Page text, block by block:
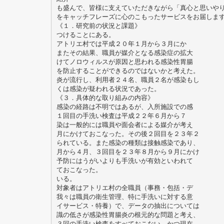
も盛んで、皆様に支えていただきながら「真心と思いや
をキャッチフレーズに心のこもったサービスをお届します
《１．研究前の状況と課題》
つけることにある。
アトリエ村では平成２０年１月から３月にか
またその結果、職員が媒介となる感染症の拡大
けてノロウィルスが原因と思われる感染性胃腸
を防止することができるのではないかと考えた。
炎が流行し、利用者２４名、職員２名が感染もし
くは感染が疑われる状況であった。
《３．具体的な取り組みの内容》
感染の経路は不明ではあるが、入所施設での感
１回目の手洗い検査は平成２２年６月から７
染は一般的には職員や面会者による媒介が考え
月にかけておこなった。その後２回目を２３年２
られている。また感染の種類は接触感染であり、
月から４月、３回目を２３年８月から９月にかけ
予防にはうがいよりも手洗いが有効といわれて
ておこなった。
いる。
対象者はアトリエ村の全職員（事務・包括・デ
我々は職員の衛生管理、特に手洗いに対する意
イサービス・特養）で、データの抽出については
識の低さが感染性胃腸炎の根元的な問題と考え、